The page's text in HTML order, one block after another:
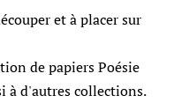
et à placer sur
de papiers Poésie
à d'autres collections.